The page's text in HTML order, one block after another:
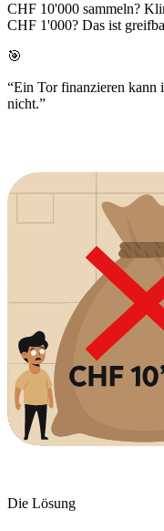
CHF 10'000 sammeln?
CHF 1'000? Das ist
🎯
“Ein Tor finanzieren kann
nicht.”
Die Lösung